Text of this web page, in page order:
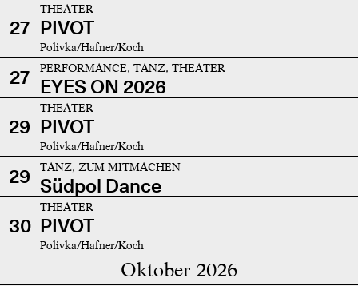
27
THEATER
PIVOT
Polivka/Hafner/Koch
27 PERFORMANCE, TANZ, THEATER
EYES ON 2026
29
THEATER
PIVOT
Polivka/Hafner/Koch
29 TANZ, ZUM MITMACHEN
Südpol Dance
30
THEATER
PIVOT
Polivka/Hafner/Koch
Oktober 2026